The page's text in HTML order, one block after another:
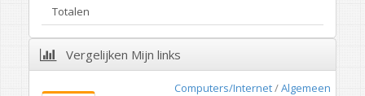
Totalen
Vergelijken Mijn links
Computers/Internet/Algemeen